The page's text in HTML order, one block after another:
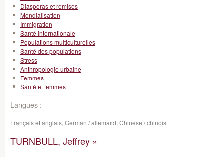
Diasporas et remises
Mondialisation
Immigration
Santé internationale
Populations multiculturelles
Santé des populations
Stress
Anthropologie urbaine
Femmes
Santé et femmes
Langues :
Français et anglais, German / allemand; Chinese / chinois
TURNBULL, Jeffrey »